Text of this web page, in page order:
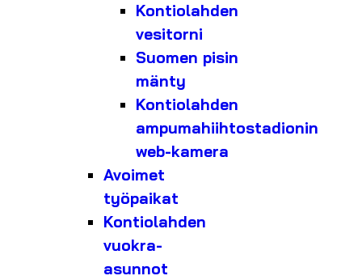
Kontiolahden
vesitorni
Suomen pisin
mänty
Kontiolahden
ampumahiihtostadionin
web-kamera
Avoimet
työpaikat
Kontiolahden
vuokra-
asunnot